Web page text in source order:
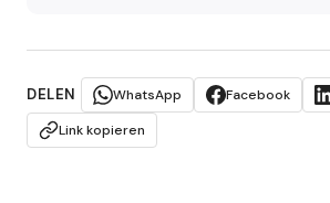
DELEN WhatsApp Facebook
Link kopieren